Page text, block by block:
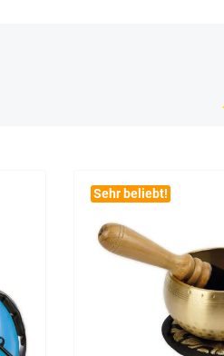
Sehr beliebt!